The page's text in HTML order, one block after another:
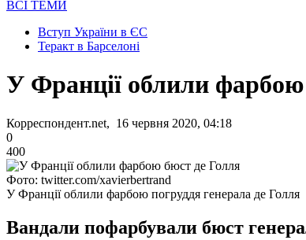
ВСІ ТЕМИ
Вступ України в ЄС
Теракт в Барселоні
У Франції облили
Корреспондент.net, 16 червня 2020, 04:18
0
400
Фото: twitter.com/xavierbertrand
У Франції облили фарбою погруддя генерала де Голля
Вандали пофарбували бюст